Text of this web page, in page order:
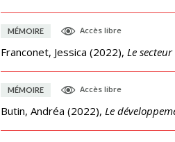
MÉMOIRE Accès libre
Franconet, Jessica (2022), Le
MÉMOIRE Accès libre
Butin, Andréa (2022), Le